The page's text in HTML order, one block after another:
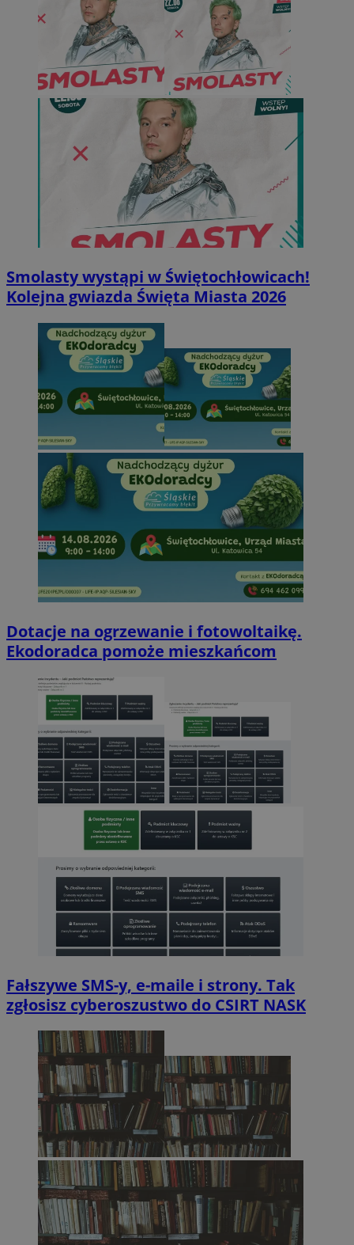
Smolasty wystąpi w Świętochłowicach!
Kolejna gwiazda Święta Miasta 2026
Dotacje na ogrzewanie i fotowoltaikę.
Ekodoradca pomoże mieszkańcom
Fałszywe SMS-y, e-maile i strony. Tak
zgłosisz cyberoszustwo do CSIRT NASK